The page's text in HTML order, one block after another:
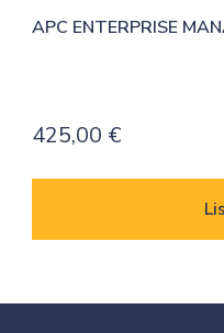
APC ENTERPRISE
425,00 €